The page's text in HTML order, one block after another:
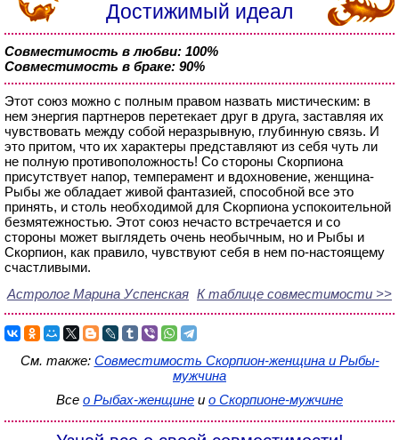
Достижимый идеал
Совместимость в любви: 100%
Совместимость в браке: 90%
Этот союз можно с полным правом назвать мистическим: в
нем энергия партнеров перетекает друг в друга, заставляя их
чувствовать между собой неразрывную, глубинную связь. И
это притом, что их характеры представляют из себя чуть ли
не полную противоположность! Со стороны Скорпиона
присутствует напор, темперамент и вдохновение, женщина-
Рыбы же обладает живой фантазией, способной все это
принять, и столь необходимой для Скорпиона успокоительной
безмятежностью. Этот союз нечасто встречается и со
стороны может выглядеть очень необычным, но и Рыбы и
Скорпион, как правило, чувствуют себя в нем по-настоящему
счастливыми.
Астролог Марина Успенская К таблице совместимости >>
См. также: Совместимость Скорпион-женщина и Рыбы-
мужчина
Все о Рыбах-женщине и о Скорпионе-мужчине